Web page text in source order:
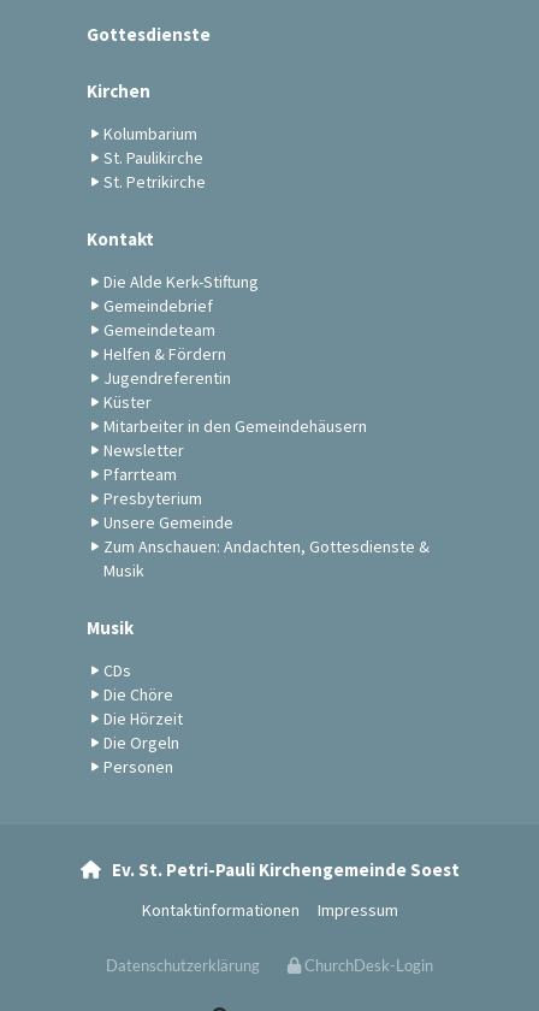
Gottesdienste
Kirchen
Kolumbarium
St. Paulikirche
St. Petrikirche
Kontakt
Die Alde Kerk-Stiftung
Gemeindebrief
Gemeindeteam
Helfen & Fördern
Jugendreferentin
Küster
Mitarbeiter in den Gemeindehäusern
Newsletter
Pfarrteam
Presbyterium
Unsere Gemeinde
Zum Anschauen: Andachten, Gottesdienste &
Musik
Musik
CDs
Die Chöre
Die Hörzeit
Die Orgeln
Personen
Ev. St. Petri-Pauli Kirchengemeinde Soest
Kontaktinformationen Impressum
Datenschutzerklärung ChurchDesk-Login